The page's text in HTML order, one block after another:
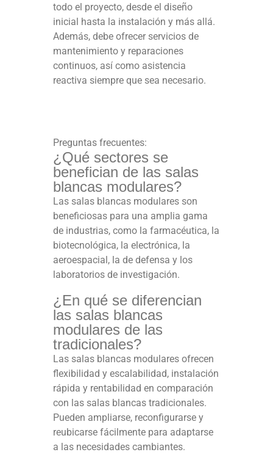
todo el proyecto, desde el diseño
inicial hasta la instalación y más allá.
Además, debe ofrecer servicios de
mantenimiento y reparaciones
continuos, así como asistencia
reactiva siempre que sea necesario.
Preguntas frecuentes:
¿Qué sectores se
benefician de las salas
blancas modulares?
Las salas blancas modulares son
beneficiosas para una amplia gama
de industrias, como la farmacéutica, la
biotecnológica, la electrónica, la
aeroespacial, la de defensa y los
laboratorios de investigación.
¿En qué se diferencian
las salas blancas
modulares de las
tradicionales?
Las salas blancas modulares ofrecen
flexibilidad y escalabilidad, instalación
rápida y rentabilidad en comparación
con las salas blancas tradicionales.
Pueden ampliarse, reconfigurarse y
reubicarse fácilmente para adaptarse
a las necesidades cambiantes.